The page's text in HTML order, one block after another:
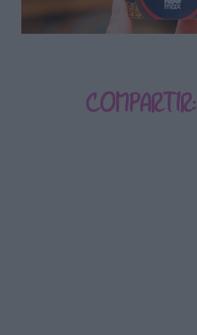
COMPARTIR: